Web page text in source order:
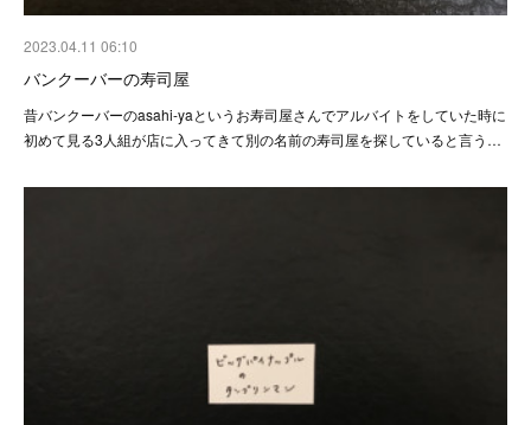
2023.04.11 06:10
バンクーバーの寿司屋
昔バンクーバーのasahi-yaというお寿司屋さんでアルバイトをしていた時に
初めて見る3人組が店に入ってきて別の名前の寿司屋を探していると言う…